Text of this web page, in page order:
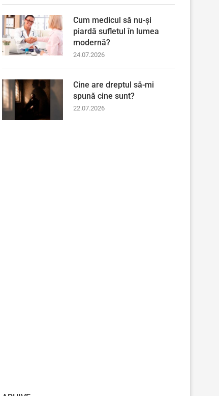
Cum medicul să nu-și
piardă sufletul în lumea
modernă?
24.07.2026
Cine are dreptul să-mi
spună cine sunt?
22.07.2026